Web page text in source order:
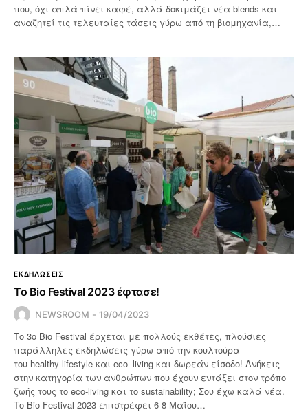
που, όχι απλά πίνει καφέ, αλλά δοκιμάζει νέα blends και
αναζητεί τις τελευταίες τάσεις γύρω από τη βιομηχανία,…
ΕΚΔΗΛΩΣΕΙΣ
To Βio Festival 2023 έφτασε!
NEWSROOM 19/04/2023
Το 3ο Bio Festival έρχεται με πολλούς εκθέτες, πλούσιες
παράλληλες εκδηλώσεις γύρω από την κουλτούρα
του healthy lifestyle και eco–living και δωρεάν είσοδο! Ανήκεις
στην κατηγορία των ανθρώπων που έχουν εντάξει στον τρόπο
ζωής τους το eco-living και το sustainability; Σου έχω καλά νέα.
Το Βio Festival 2023 επιστρέφει 6-8 Μαΐου…